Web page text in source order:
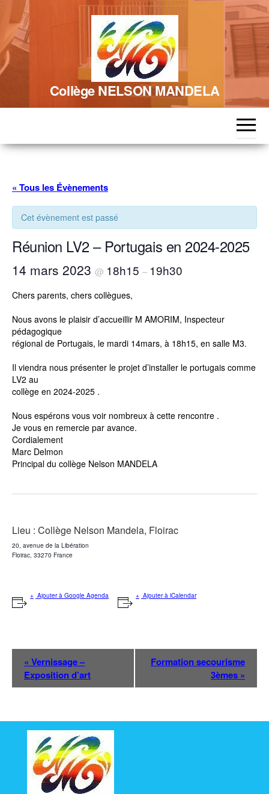
Skip
to
content
Collège NELSON MANDELA
« Tous les Évènements
Cet évènement est passé
Réunion LV2 – Portugais en 2024-2025
14 mars 2023 @ 18h15 – 19h30
Chers parents, chers collègues,
Nous avons le plaisir d’accueillir M AMORIM, Inspecteur
pédagogique
régional de Portugais, le mardi 14mars, à 18h15, en salle M3.
Il viendra nous présenter le projet d’installer le portugais comme
LV2 au
collège en 2024-2025 .
Nous espérons vous voir nombreux à cette rencontre .
Je vous en remercie par avance.
Cordialement
Marc Delmon
Principal du collège Nelson MANDELA
Lieu : Collège Nelson Mandela, Floirac
20, avenue de la Libération
Floirac 33270 France
Ajouter à Google Agenda Ajouter à iCalendar
N
v
g
« Vernissage –
Exposition d’art
Formation secourisme
3èmes »